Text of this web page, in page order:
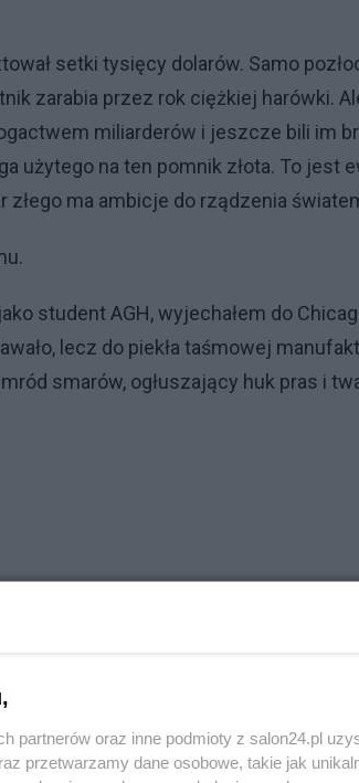
setki tysięcy dolarów. Samo
zarabia przez rok ciężkiej harówki.
miliarderów i jeszcze bili im
użytego na ten pomnik złota. To jest
złego ma ambicje do rządzenia
student AGH, wyjechałem do
lecz do piekła taśmowej
smarów, ogłuszający huk pras i
partnerów oraz inne podmioty z salon24.pl
przetwarzamy dane osobowe, takie jak